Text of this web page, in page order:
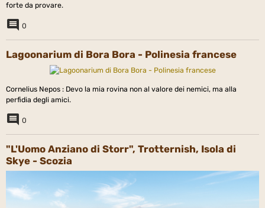
forte da provare.
0
Lagoonarium di Bora Bora - Polinesia francese
Cornelius Nepos : Devo la mia rovina non al valore dei nemici, ma alla
perfidia degli amici.
0
"L'Uomo Anziano di Storr", Trotternish, Isola di
Skye - Scozia